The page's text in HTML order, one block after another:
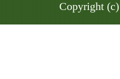
京
Copyright